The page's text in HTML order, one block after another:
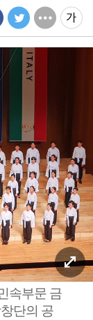
속부문 금
단의 공